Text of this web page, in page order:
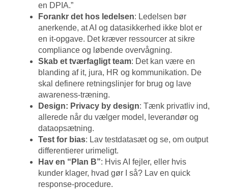
en DPIA.”
Forankr det hos ledelsen: Ledelsen bør
anerkende, at AI og datasikkerhed ikke blot er
en it-opgave. Det kræver ressourcer at sikre
compliance og løbende overvågning.
Skab et tværfagligt team: Det kan være en
blanding af it, jura, HR og kommunikation. De
skal definere retningslinjer for brug og lave
awareness-træning.
Design: Privacy by design: Tænk privatliv ind,
allerede når du vælger model, leverandør og
dataopsætning.
Test for bias: Lav testdatasæt og se, om output
differentierer urimeligt.
Hav en “Plan B”: Hvis AI fejler, eller hvis
kunder klager, hvad gør I så? Lav en quick
response-procedure.